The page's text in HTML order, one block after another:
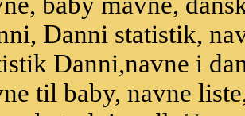
Danni statistik,
Danni,navne i
til baby, navne